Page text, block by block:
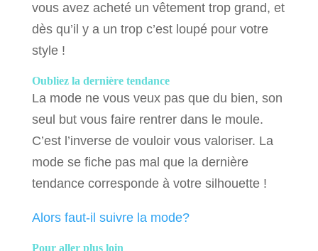
vous avez acheté un vêtement trop grand, et
dès qu’il y a un trop c’est loupé pour votre
style !
Oubliez la dernière tendance
La mode ne vous veux pas que du bien, son
seul but vous faire rentrer dans le moule.
C’est l’inverse de vouloir vous valoriser. La
mode se fiche pas mal que la dernière
tendance corresponde à votre silhouette !
Alors faut-il suivre la mode?
Pour aller plus loin